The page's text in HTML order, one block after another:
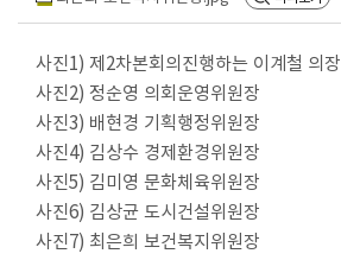
송
의
안
정
보
의
회
사진1) 제2차본회의진행하는 이계철 의장
사진2) 정순영 의회운영위원장
사진3) 배현경 기획행정위원장
사진4) 김상수 경제환경위원장
사진5) 김미영 문화체육위원장
사진6) 김상균 도시건설위원장
사진7) 최은희 보건복지위원장